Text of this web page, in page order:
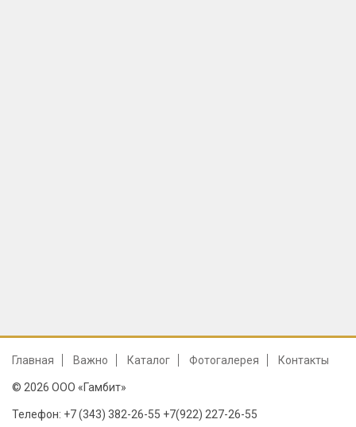
Главная Важно Каталог Фотогалерея Контакты
© 2026 ООО «Гамбит»
Телефон: +7 (343) 382-26-55 +7(922) 227-26-55